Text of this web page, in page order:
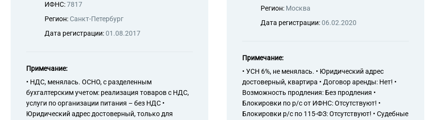
ИФНС:7817
Регион: Санкт-Петербург
Дата регистрации:01.08.2017
Примечание:
• НДС, менялась. ОСНО, с разделенным
бухгалтерским учетом: реализация товаров с НДС,
услуги по организации питания – без НДС •
Юридический адрес достоверный, только для
Регион: Москва
Дата регистрации:06.02.2020
Примечание:
• УСН 6%, не менялась. • Юридический адрес
достоверный, квартира • Договор аренды: Нет! •
Возможность продления: Без продления •
Блокировки по р/с от ИФНС: Отсутствуют! •
Блокировки р/с по 115-ФЗ: Отсутствуют! • Судебные